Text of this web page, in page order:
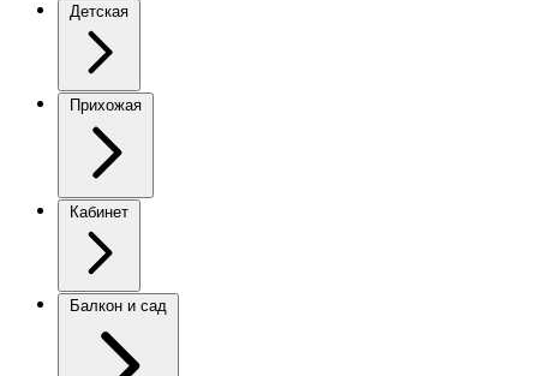
Детская
Прихожая
Кабинет
Балкон и сад